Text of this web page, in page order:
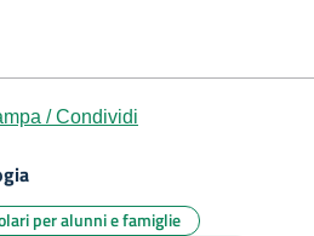
/ Condividi
per alunni e famiglie